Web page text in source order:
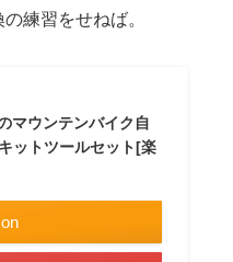
練習をせねば。
マウンテンバイク自
ットツールセット[楽